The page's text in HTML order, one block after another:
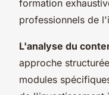
formation
professionnels de
L'analyse du
approche
modules